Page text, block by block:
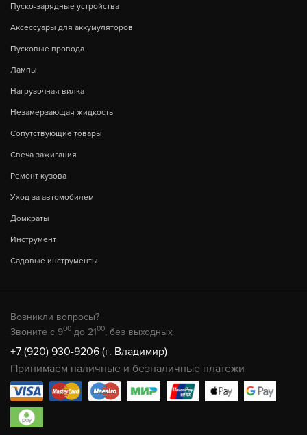
Пуско-зарядные устройства
Аксессуары для аккумуляторов
Пусковые провода
Лампы
Нагрузочная вилка
Незамерзающая жидкость
Сопутствующие товары
Свеча зажигания
Ремонт кузова
Уход за автомобилем
Домкраты
Инструмент
Садовые инструменты
Возникли вопросы?
Звоните с 900 до 2100, без выходных
+7 (920) 930-9206 (г. Владимир)
Принимаем наличные и безналичные платежи